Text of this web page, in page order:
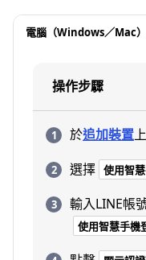
電腦（Windows／Mac
操作步驟
於追加裝置
選擇 使用智
輸入LINE帳
使用智慧手機